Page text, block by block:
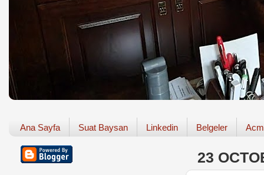
Ana Sayfa Suat Baysan Linkedin Belgeler
23